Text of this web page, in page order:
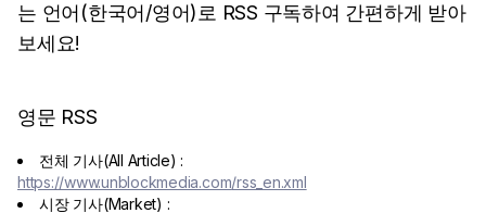
는 언어(한국어/영어)로 RSS 구독하여 간편하게 받아
보세요!
영문 RSS
전체 기사(All Article) :
https://www.unblockmedia.com/rss_en.xml
시장 기사(Market) :